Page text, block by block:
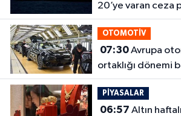
20’ye varan ceza
OTOMOTİV
07:30Avrupa otomotivinde Çin
ortaklığı dönemi
PİYASALAR
06:57